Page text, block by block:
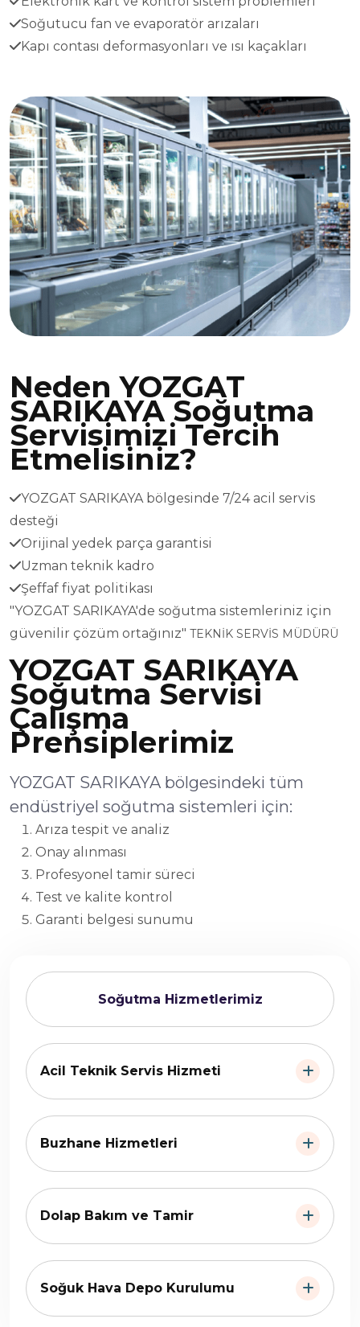
Soğutma Hizmetlerimiz
Acil Teknik Servis Hizmeti
Buzhane Hizmetleri
Dolap Bakım ve Tamir
Soğuk Hava Depo Kurulumu
Soğutucu fan ve evaporatör arızaları
Kapı contası deformasyonları ve ısı kaçakları
Neden YOZGAT
SARIKAYA Soğutma
Servisimizi Tercih
Etmelisiniz?
YOZGAT SARIKAYA bölgesinde 7/24 acil servis
desteği
Orijinal yedek parça garantisi
Uzman teknik kadro
Şeffaf fiyat politikası
"YOZGAT SARIKAYA'de soğutma sistemleriniz için
güvenilir çözüm ortağınız" TEKNİK SERVİS MÜDÜRÜ
YOZGAT SARIKAYA
Soğutma Servisi
Çalışma
Prensiplerimiz
YOZGAT SARIKAYA bölgesindeki tüm
endüstriyel soğutma sistemleri için:
Arıza tespit ve analiz
Onay alınması
Profesyonel tamir süreci
Test ve kalite kontrol
Garanti belgesi sunumu